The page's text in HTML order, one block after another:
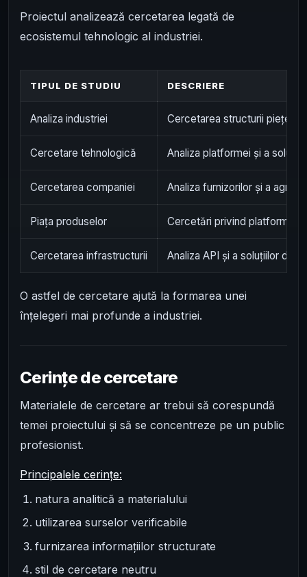
Proiectul analizează cercetarea legată de
ecosistemul tehnologic al industriei.
TIPUL DE STUDIU DESCRIERE
Analiza industriei Cercetarea structurii pieței
Cercetare tehnologică Analiza platformei și a
Cercetarea companiei Analiza furnizorilor și a
Piața produselor Cercetări privind platformele
Cercetarea infrastructurii Analiza API și a soluțiilor de
O astfel de cercetare ajută la formarea unei
înțelegeri mai profunde a industriei.
Cerințe de cercetare
Materialele de cercetare ar trebui să corespundă
temei proiectului și să se concentreze pe un public
profesionist.
Principalele cerințe:
natura analitică a materialului
utilizarea surselor verificabile
furnizarea informațiilor structurate
stil de cercetare neutru